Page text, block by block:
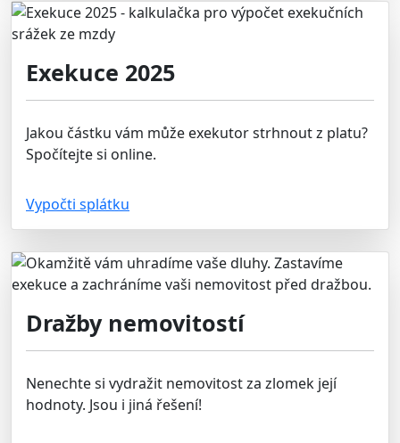
Exekuce 2025
Jakou částku vám může exekutor strhnout z platu?
Spočítejte si online.
Vypočti splátku
Dražby nemovitostí
Nenechte si vydražit nemovitost za zlomek její
hodnoty. Jsou i jiná řešení!